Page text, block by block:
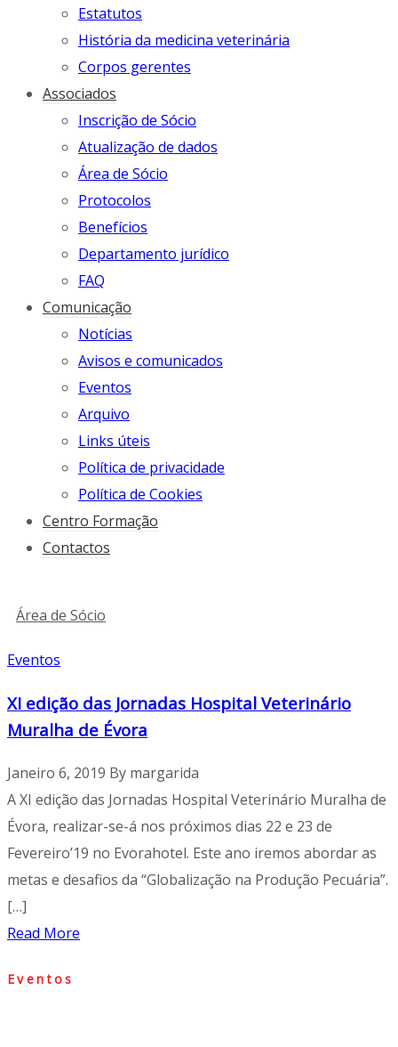
Estatutos
História da medicina veterinária
Corpos gerentes
Associados
Inscrição de Sócio
Atualização de dados
Área de Sócio
Protocolos
Benefícios
Departamento jurídico
FAQ
Comunicação
Notícias
Avisos e comunicados
Eventos
Arquivo
Links úteis
Política de privacidade
Política de Cookies
Centro Formação
Contactos
Área de Sócio
Eventos
XI edição das Jornadas Hospital Veterinário
Muralha de Évora
Janeiro 6, 2019 By margarida
A XI edição das Jornadas Hospital Veterinário Muralha de
Évora, realizar-se-á nos próximos dias 22 e 23 de
Fevereiro’19 no Evorahotel. Este ano iremos abordar as
metas e desafios da “Globalização na Produção Pecuária”.
[…]
Read More
Eventos